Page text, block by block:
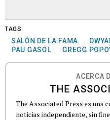
TAGS
SALÓN DE LA FAMA
PAU GASOL
GREGG
ACERCA
THE
The Associated Press es una
noticias independiente, sin